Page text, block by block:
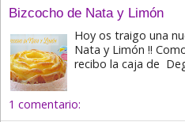
Bizcocho de Nata y Limón
Hoy os traigo una
Nata y Limón !!
recibo la caja de
1 comentario: